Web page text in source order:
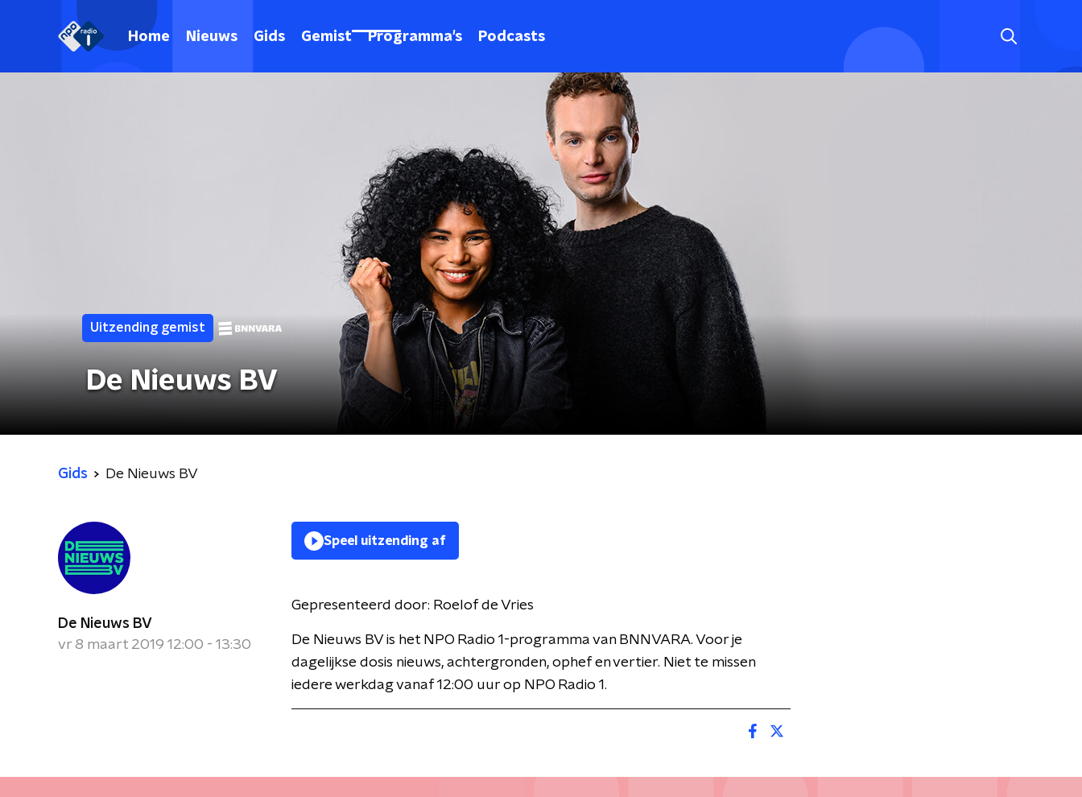
Home Nieuws Gids Gemist Programma's Podcasts
Uitzending gemist
De Nieuws BV
Gids De Nieuws BV
De Nieuws BV
vr 8 maart 2019 12:00 - 13:30
Speel uitzending af
Gepresenteerd door: Roelof de Vries
De Nieuws BV is het NPO Radio 1-programma van BNNVARA. Voor je
dagelijkse dosis nieuws, achtergronden, ophef en vertier. Niet te missen
iedere werkdag vanaf 12:00 uur op NPO Radio 1.